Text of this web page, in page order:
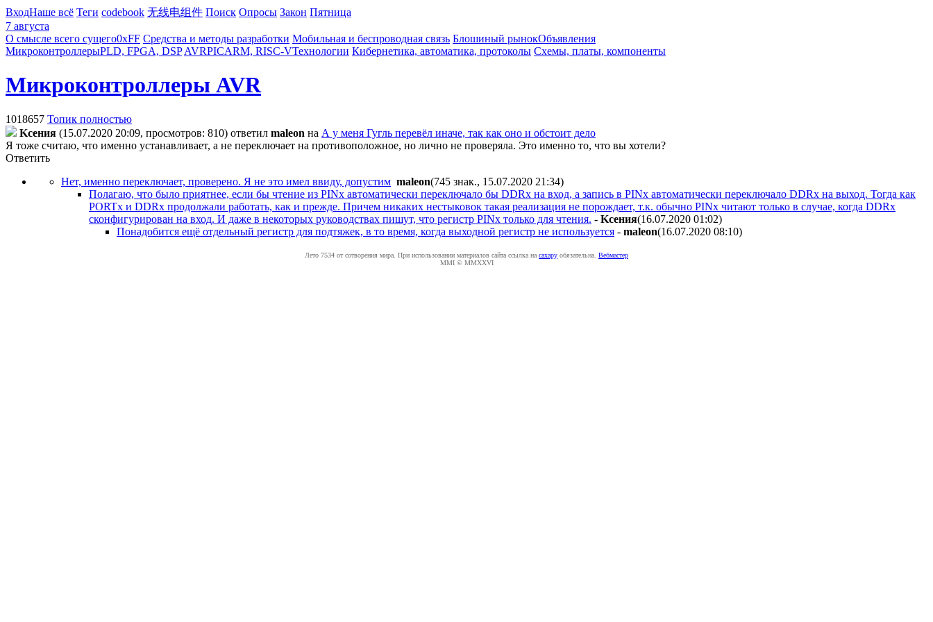
ВходНаше всё Теги codebook 无线电组件 Поиск Опросы Закон Пятница
7 августа
О смысле всего сущего0xFF Средства и методы разработки Мобильная и беспроводная связь Блошиный рынокОбъявления
МикроконтроллерыPLD, FPGA, DSP AVRPICARM, RISC-VТехнологии Кибернетика, автоматика, протоколы Схемы, платы, компоненты
Микроконтроллеры AVR
1018657 Топик полностью
Kceния (15.07.2020 20:09, просмотров: 810) ответил maleon на А у меня Гугль перевёл иначе, так как оно и обстоит дело
Я тоже считаю, что именно устанавливает, а не переключает на противоположное, но лично не проверяла. Это именно то, что вы хотели?
Ответить
Нет, именно переключает, проверено. Я не это имел ввиду, допустим maleon(745 знак., 15.07.2020 21:34)
Полагаю, что было приятнее, если бы чтение из PINx автоматически переключало бы DDRx на вход, а запись в PINx автоматически переключало DDRx на выход. Тогда как
PORTx и DDRx продолжали работать, как и прежде. Причем никаких нестыковок такая реализация не порождает, т.к. обычно PINx читают только в случае, когда DDRx
сконфигурирован на вход. И даже в некоторых руководствах пишут, что регистр PINx только для чтения. - Kceния(16.07.2020 01:02)
Понадобится ещё отдельный регистр для подтяжек, в то время, когда выходной регистр не используется - maleon(16.07.2020 08:10)
Лето 7534 от сотворения мира. При использовании материалов сайта ссылка на caxapу обязательна. Вебмастер
MMI © MMXXVI